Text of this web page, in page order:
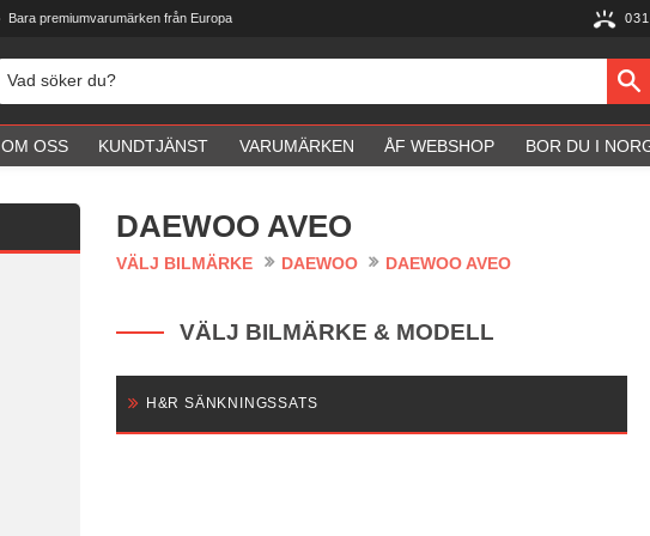
Bara premiumvarumärken från Europa
OM OSS KUNDTJÄNST VARUMÄRKEN ÅF WEBSHOP BOR DU I
DAEWOO AVEO
VÄLJ BILMÄRKE DAEWOO DAEWOO AVEO
VÄLJ BILMÄRKE & MODELL
H&R SÄNKNINGSSATS